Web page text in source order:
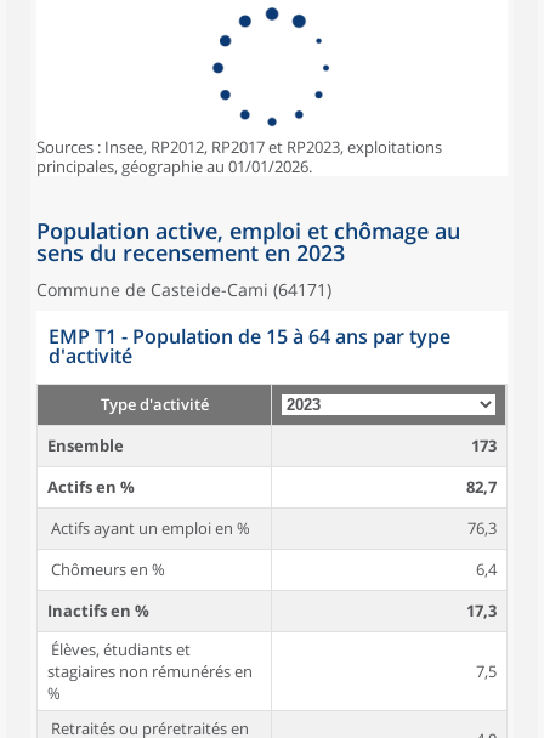
Sources : Insee, RP2012, RP2017 et RP2023, exploitations
principales, géographie au 01/01/2026.
Population active, emploi et chômage au
sens du recensement en 2023
Commune de Casteide-Cami (64171)
EMP T1 - Population de 15 à 64 ans par type
d'activité
Type d'activité
Ensemble
173
Actifs en %
82,7
Actifs ayant un emploi en %
76,3
Chômeurs en %
6,4
Inactifs en %
17,3
Élèves, étudiants et
stagiaires non rémunérés en
%
7,5
Retraités ou préretraités en